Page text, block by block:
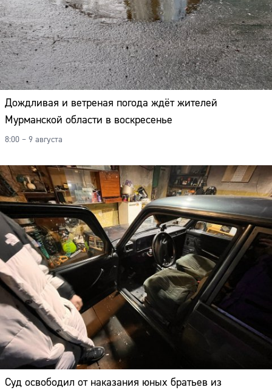
Дождливая и ветреная погода ждёт жителей
Мурманской области в воскресенье
8:00 – 9 августа
Суд освободил от наказания юных братьев из